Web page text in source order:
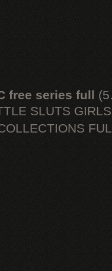
free series full
SLUTS